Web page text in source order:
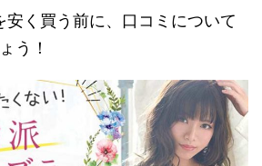
く買う前に、口コミについて
う！